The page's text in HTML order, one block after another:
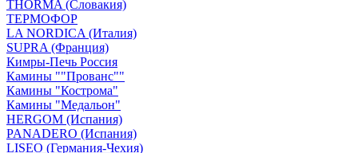
THORMA (Словакия)
ТЕРМОФОР
LA NORDICA (Италия)
SUPRA (Франция)
Кимры-Печь Россия
Камины ""Прованс""
Камины "Кострома"
Камины "Медальон"
HERGOM (Испания)
PANADERO (Испания)
LISEO (Германия-Чехия)